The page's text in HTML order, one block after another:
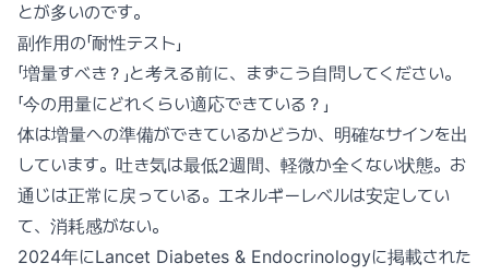
とが多いのです。
副作用の「耐性テスト」
「増量すべき？」と考える前に、まずこう自問してください。
「今の用量にどれくらい適応できている？」
体は増量への準備ができているかどうか、明確なサインを出
しています。吐き気は最低2週間、軽微か全くない状態。お
通じは正常に戻っている。エネルギーレベルは安定してい
て、消耗感がない。
2024年にLancet Diabetes & Endocrinologyに掲載された